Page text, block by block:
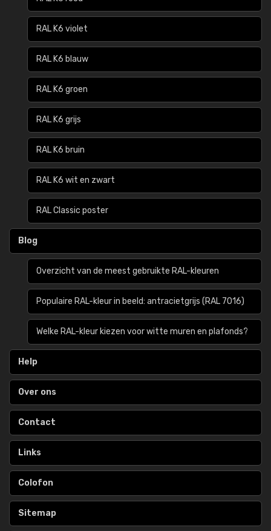
RAL K6 violet
RAL K6 blauw
RAL K6 groen
RAL K6 grijs
RAL K6 bruin
RAL K6 wit en zwart
RAL Classic poster
Blog
Overzicht van de meest gebruikte RAL-kleuren
Populaire RAL-kleur in beeld: antracietgrijs (RAL 7016)
Welke RAL-kleur kiezen voor witte muren en plafonds?
Help
Over ons
Contact
Links
Colofon
Sitemap